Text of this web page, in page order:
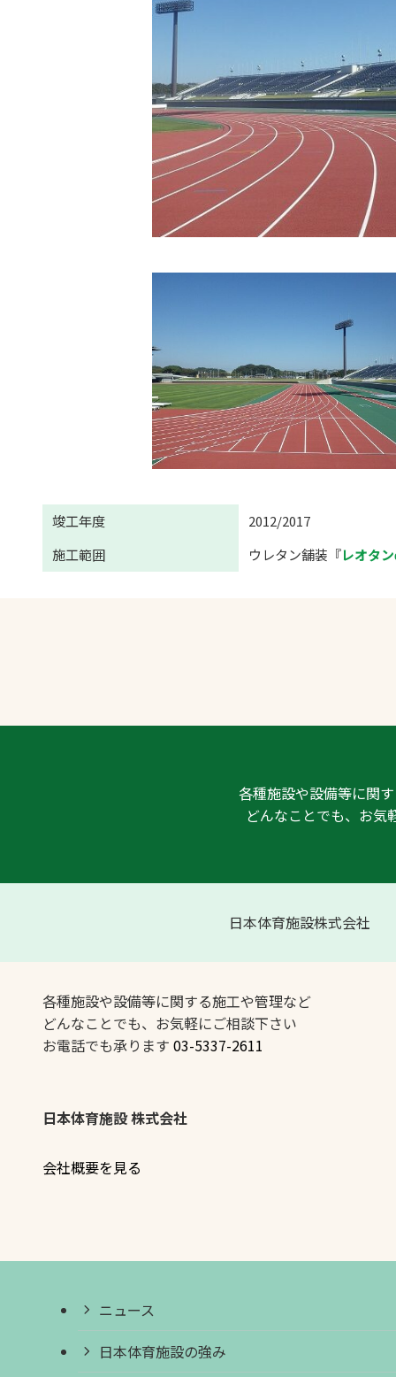
竣工年度
2012/2017
施工範囲
ウレタン舗装『レオタ
各種施設や設備等に関
どんなことでも、お気
日本体育施設株式会社
各種施設や設備等に関する施工や管理など
どんなことでも、お気軽にご相談下さい
お電話でも承ります 03-5337-2611
日本体育施設 株式会社
会社概要を見る
ニュース
日本体育施設の強み